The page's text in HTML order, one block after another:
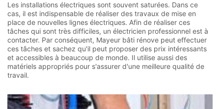
Les installations électriques sont souvent saturées. Dans ce
cas, il est indispensable de réaliser des travaux de mise en
place de nouvelles lignes électriques. Afin de réaliser ces
tâches qui sont très difficiles, un électricien professionnel est à
contacter. Par conséquent, Mayeur bâti rénove peut effectuer
ces tâches et sachez qu'il peut proposer des prix intéressants
et accessibles à beaucoup de monde. Il utilise aussi des
matériels appropriés pour s'assurer d'une meilleure qualité de
travail.